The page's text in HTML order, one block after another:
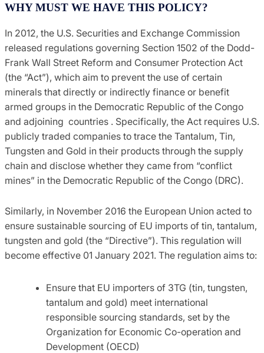
WHY MUST WE HAVE THIS POLICY?
In 2012, the U.S. Securities and Exchange Commission
released regulations governing Section 1502 of the Dodd-
Frank Wall Street Reform and Consumer Protection Act
(the “Act”), which aim to prevent the use of certain
minerals that directly or indirectly finance or benefit
armed groups in the Democratic Republic of the Congo
and adjoining countries . Specifically, the Act requires U.S.
publicly traded companies to trace the Tantalum, Tin,
Tungsten and Gold in their products through the supply
chain and disclose whether they came from “conflict
mines” in the Democratic Republic of the Congo (DRC).
Similarly, in November 2016 the European Union acted to
ensure sustainable sourcing of EU imports of tin, tantalum,
tungsten and gold (the “Directive”). This regulation will
become effective 01 January 2021. The regulation aims to:
Ensure that EU importers of 3TG (tin, tungsten,
tantalum and gold) meet international
responsible sourcing standards, set by the
Organization for Economic Co-operation and
Development (OECD)